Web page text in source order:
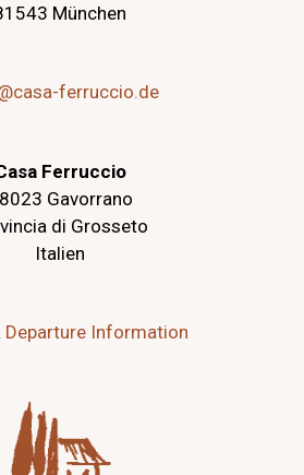
München
ferruccio.de
Ferruccio
Gavorrano
di Grosseto
Italien
Departure Information